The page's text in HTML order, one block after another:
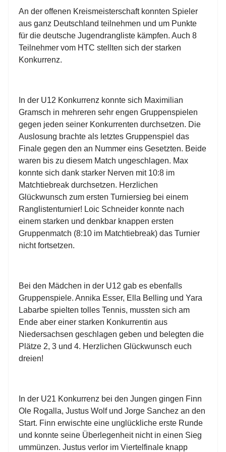
An der offenen Kreismeisterschaft konnten Spieler
aus ganz Deutschland teilnehmen und um Punkte
für die deutsche Jugendrangliste kämpfen. Auch 8
Teilnehmer vom HTC stellten sich der starken
Konkurrenz.
In der U12 Konkurrenz konnte sich Maximilian
Gramsch in mehreren sehr engen Gruppenspielen
gegen jeden seiner Konkurrenten durchsetzen. Die
Auslosung brachte als letztes Gruppenspiel das
Finale gegen den an Nummer eins Gesetzten. Beide
waren bis zu diesem Match ungeschlagen. Max
konnte sich dank starker Nerven mit 10:8 im
Matchtiebreak durchsetzen. Herzlichen
Glückwunsch zum ersten Turniersieg bei einem
Ranglistenturnier! Loic Schneider konnte nach
einem starken und denkbar knappen ersten
Gruppenmatch (8:10 im Matchtiebreak) das Turnier
nicht fortsetzen.
Bei den Mädchen in der U12 gab es ebenfalls
Gruppenspiele. Annika Esser, Ella Belling und Yara
Labarbe spielten tolles Tennis, mussten sich am
Ende aber einer starken Konkurrentin aus
Niedersachsen geschlagen geben und belegten die
Plätze 2, 3 und 4. Herzlichen Glückwunsch euch
dreien!
In der U21 Konkurrenz bei den Jungen gingen Finn
Ole Rogalla, Justus Wolf und Jorge Sanchez an den
Start. Finn erwischte eine unglückliche erste Runde
und konnte seine Überlegenheit nicht in einen Sieg
ummünzen. Justus verlor im Viertelfinale knapp